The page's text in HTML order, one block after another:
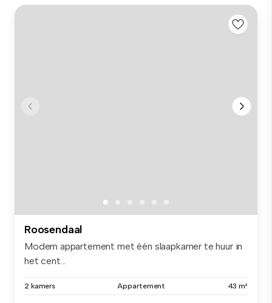
Roosendaal
Modern appartement met één slaapkamer te huur in
het cent...
2 kamers Appartement 43 m²